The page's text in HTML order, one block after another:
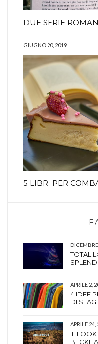
DUE SERIE
GIUGNO 20, 2019
5 LIBRI PER
TOTAL
APRILE 2,
4 IDEE
DI
APRILE 24,
IL LOOK